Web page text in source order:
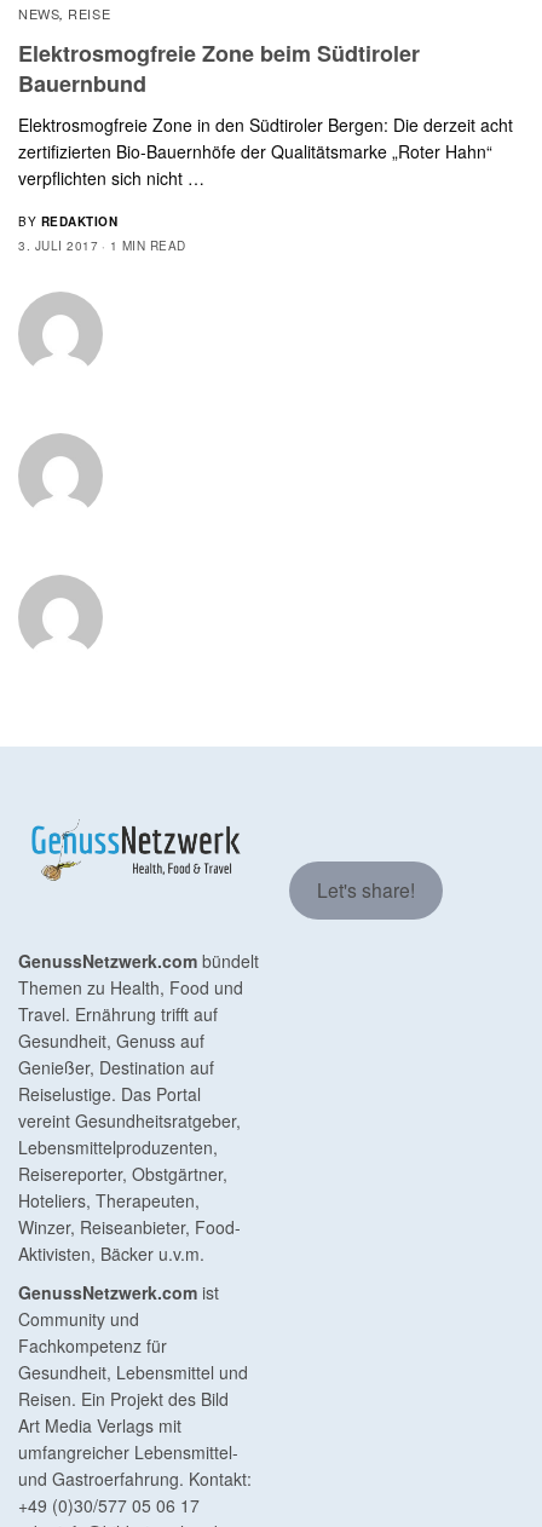
NEWS, REISE
Elektrosmogfreie Zone beim Südtiroler
Bauernbund
Elektrosmogfreie Zone in den Südtiroler Bergen: Die derzeit acht
zertifizierten Bio-Bauernhöfe der Qualitätsmarke „Roter Hahn“
verpflichten sich nicht …
BY REDAKTION
3. JULI 2017
1 MIN READ
GenussNetzwerk.com bündelt
Themen zu Health, Food und
Travel. Ernährung trifft auf
Gesundheit, Genuss auf
Genießer, Destination auf
Reiselustige. Das Portal
vereint Gesundheitsratgeber,
Lebensmittelproduzenten,
Reisereporter, Obstgärtner,
Hoteliers, Therapeuten,
Winzer, Reiseanbieter, Food-
Aktivisten, Bäcker u.v.m.
GenussNetzwerk.com ist
Community und
Fachkompetenz für
Gesundheit, Lebensmittel und
Reisen. Ein Projekt des Bild
Art Media Verlags mit
umfangreicher Lebensmittel-
und Gastroerfahrung. Kontakt:
+49 (0)30/577 05 06 17
Let's share!